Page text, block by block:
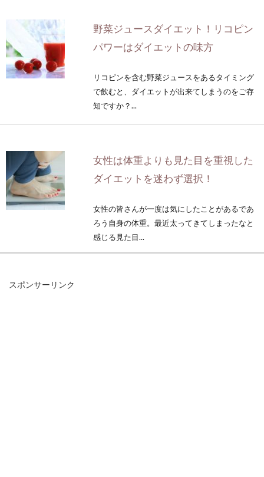
野菜ジュースダイエット！リコピン
パワーはダイエットの味方
リコピンを含む野菜ジュースをあるタイミング
で飲むと、ダイエットが出来てしまうのをご存
知ですか？...
女性は体重よりも見た目を重視した
ダイエットを迷わず選択！
女性の皆さんが一度は気にしたことがあるであ
ろう自身の体重。最近太ってきてしまったなと
感じる見た目...
スポンサーリンク